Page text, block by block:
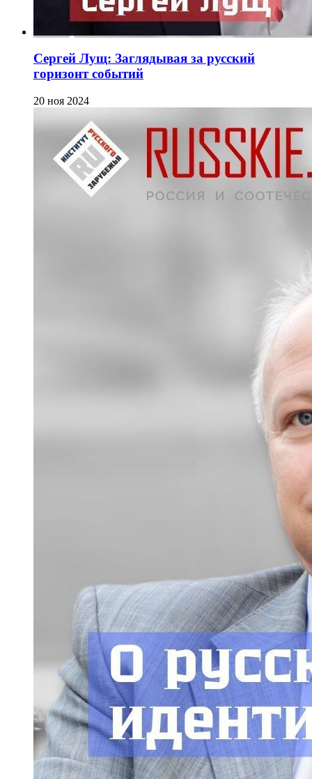
Сергей Лущ: Заглядывая за русский
горизонт событий
20 ноя 2024